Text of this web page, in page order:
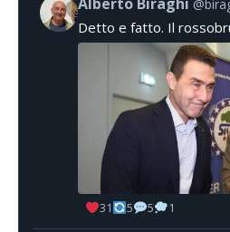
Detto e fatto. Il
31 5 5 1